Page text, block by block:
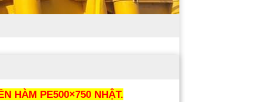
HÀM PE500×750 NHẬT.